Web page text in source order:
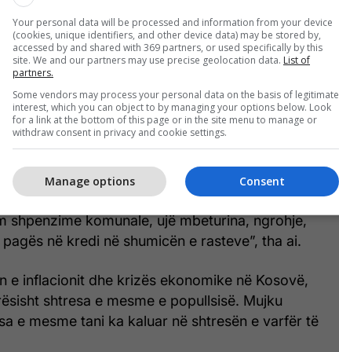
jeton me një mesatare prej 1.13 euro në ditë.
përfituese nga skema e ndihmës sociale në
një mesatare prej 1.13 euro në ditë. Nëse familja
jeton me 1.66 cent në ditë, sepse përfiton 90
Nëse familja është 5 anëtarësh përfiton 150
apo 1 euro për anëtarë në ditë. Nëse familja
përfiton 180 euro në muaj apo 0.66 euro për
shërbyes civil me pagë 400 euro në muaj, me 5
merr 2.66 euro në ditë për anëtarë të familjes,
shpenzime komunale, ujë mbeturina, ngrohje,
në kredi në shumicën e rasteve”, tha ai.
e inflacionit dhe krizës ekonomike në Kosovë,
shtresa e mesme e popullsisë. Mujku
e mesme tani ka kaluar në shtresën e varfër të
Your personal data will be processed and information from your device
(cookies, unique identifiers, and other device data) may be stored by,
accessed by and shared with 369 partners, or used specifically by this
site. We and our partners may use precise geolocation data. List of
partners.
Some vendors may process your personal data on the basis of legitimate
interest, which you can object to by managing your options below. Look
for a link at the bottom of this page or in the site menu to manage or
withdraw consent in privacy and cookie settings.
Consent
Manage options